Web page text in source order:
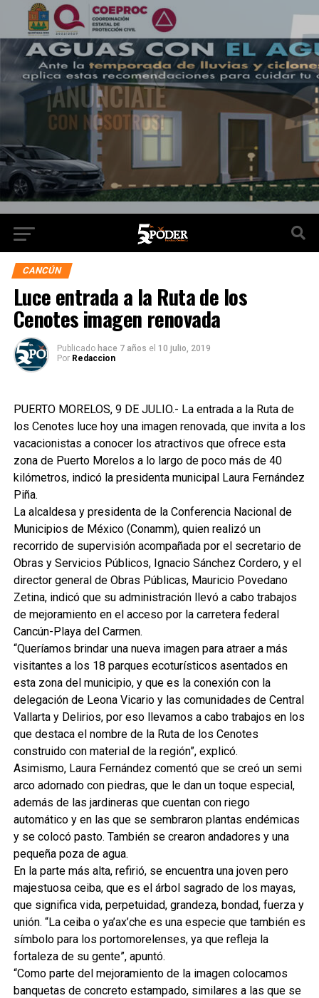
CANCÚN
Luce entrada a la Ruta de los
Cenotes imagen renovada
Publicado hace 7 años el 10 julio, 2019
Por Redaccion
PUERTO MORELOS, 9 DE JULIO.- La entrada a la Ruta de
los Cenotes luce hoy una imagen renovada, que invita a los
vacacionistas a conocer los atractivos que ofrece esta
zona de Puerto Morelos a lo largo de poco más de 40
kilómetros, indicó la presidenta municipal Laura Fernández
Piña.
La alcaldesa y presidenta de la Conferencia Nacional de
Municipios de México (Conamm), quien realizó un
recorrido de supervisión acompañada por el secretario de
Obras y Servicios Públicos, Ignacio Sánchez Cordero, y el
director general de Obras Públicas, Mauricio Povedano
Zetina, indicó que su administración llevó a cabo trabajos
de mejoramiento en el acceso por la carretera federal
Cancún-Playa del Carmen.
“Queríamos brindar una nueva imagen para atraer a más
visitantes a los 18 parques ecoturísticos asentados en
esta zona del municipio, y que es la conexión con la
delegación de Leona Vicario y las comunidades de Central
Vallarta y Delirios, por eso llevamos a cabo trabajos en los
que destaca el nombre de la Ruta de los Cenotes
construido con material de la región”, explicó.
Asimismo, Laura Fernández comentó que se creó un semi
arco adornado con piedras, que le dan un toque especial,
además de las jardineras que cuentan con riego
automático y en las que se sembraron plantas endémicas
y se colocó pasto. También se crearon andadores y una
pequeña poza de agua.
En la parte más alta, refirió, se encuentra una joven pero
majestuosa ceiba, que es el árbol sagrado de los mayas,
que significa vida, perpetuidad, grandeza, bondad, fuerza y
unión. “La ceiba o ya’ax’che es una especie que también es
símbolo para los portomorelenses, ya que refleja la
fortaleza de su gente”, apuntó.
“Como parte del mejoramiento de la imagen colocamos
banquetas de concreto estampado, similares a las que se